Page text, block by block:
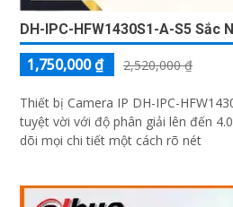
DH-IPC-HFW1430S1-A-S5 Sắc
1,750,000 ₫ 2,520,000 ₫
Thiết bị Camera IP DH-IPC-
tuyệt vời với độ phân giải lên đến
dõi mọi chi tiết một cách rõ nét